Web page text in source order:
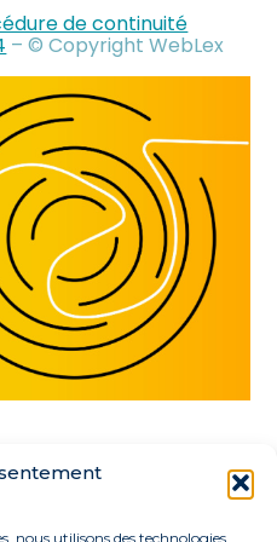
nous utilisons des technologies
de continuité
– © Copyright WebLex